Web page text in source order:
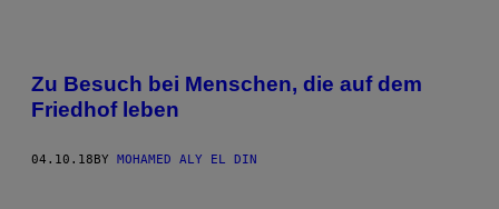
Zu Besuch bei Menschen, die auf dem
Friedhof leben
04.10.18BY MOHAMED ALY EL DIN